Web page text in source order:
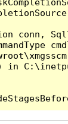
conn,